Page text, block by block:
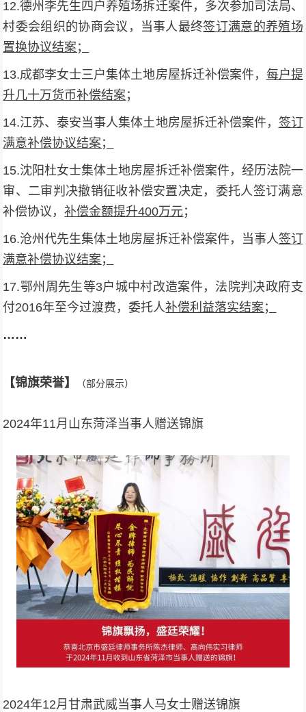
12.德州李先生四户养殖场拆迁案件，多次参加司法局、
村委会组织的协商会议，当事人最终签订满意的养殖场
置换协议结案；
13.成都李女士三户集体土地房屋拆迁补偿案件， 每户提
升几十万货币补偿结案 ；
14.江苏、泰安当事人集体土地房屋拆迁补偿案件， 签订
满意补偿协议结案；
15.沈阳杜女士集体土地房屋拆迁补偿案件，经历法院一
审、二审判决撤销征收补偿安置决定，委托人签订满意
补偿协议，补偿金额提升400万元；
16.沧州代先生集体土地房屋拆迁补偿案件，当事人签订
满意补偿协议结案；
17.鄂州周先生等3户城中村改造案件，法院判决政府支
付2016年至今过渡费，委托人补偿利益落实结案；
……
【锦旗荣誉】 （部分展示）
2024年11月山东菏泽当事人赠送锦旗
2024年12月甘肃武威当事人马女士赠送锦旗